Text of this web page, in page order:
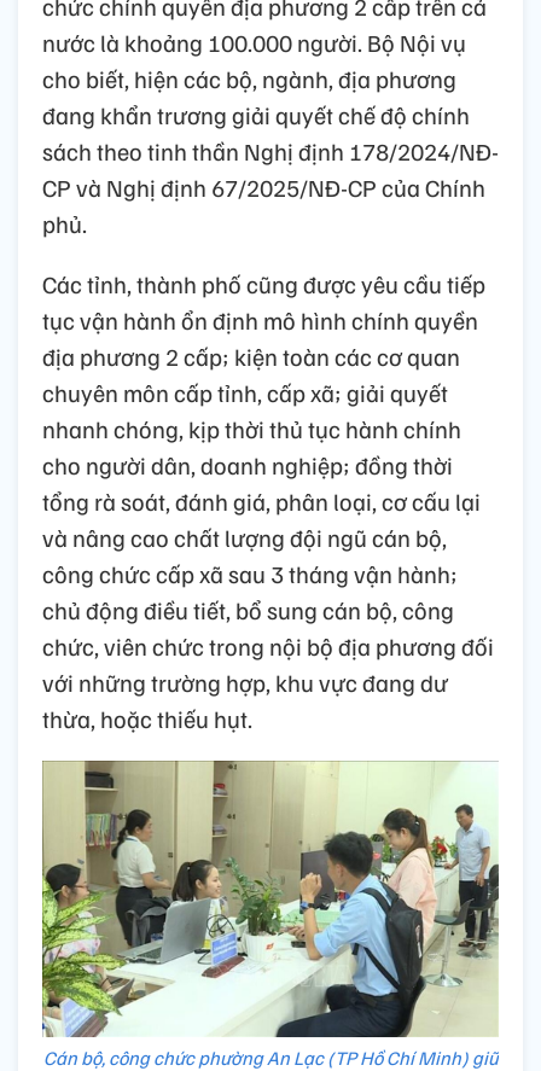
nước là khoảng 100.000 người. Bộ Nội vụ
cho biết, hiện các bộ, ngành, địa phương
đang khẩn trương giải quyết chế độ chính
sách theo tinh thần Nghị định 178/2024/NĐ-
CP và Nghị định 67/2025/NĐ-CP của Chính
phủ.
Các tỉnh, thành phố cũng được yêu cầu tiếp
tục vận hành ổn định mô hình chính quyền
địa phương 2 cấp; kiện toàn các cơ quan
chuyên môn cấp tỉnh, cấp xã; giải quyết
nhanh chóng, kịp thời thủ tục hành chính
cho người dân, doanh nghiệp; đồng thời
tổng rà soát, đánh giá, phân loại, cơ cấu lại
và nâng cao chất lượng đội ngũ cán bộ,
công chức cấp xã sau 3 tháng vận hành;
chủ động điều tiết, bổ sung cán bộ, công
chức, viên chức trong nội bộ địa phương đối
với những trường hợp, khu vực đang dư
thừa, hoặc thiếu hụt.
Cán bộ, công chức phường An Lạc (TP Hồ Chí Minh) giữ